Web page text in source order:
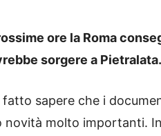
ore la Roma
sorgere a
fatto sapere che i
novità molto importanti.